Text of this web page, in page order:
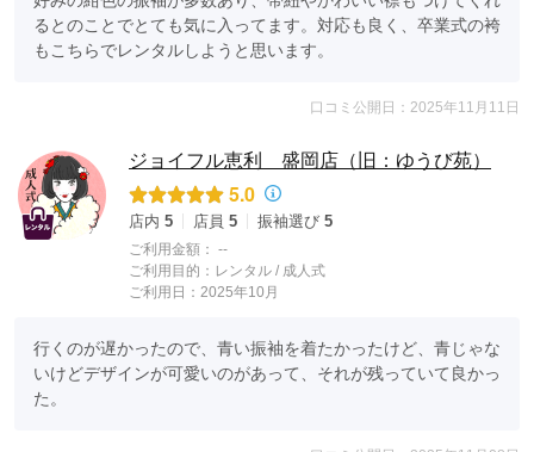
るとのことでとても気に入ってます。対応も良く、卒業式の袴
もこちらでレンタルしようと思います。
口コミ公開日：2025年11月11日
ジョイフル恵利 盛岡店（旧：ゆうび苑）
5.0
店内 5 店員 5 振袖選び 5
ご利用金額： --
ご利用目的： レンタル / 成人式
ご利用日：2025年10月
行くのが遅かったので、青い振袖を着たかったけど、青じゃな
いけどデザインが可愛いのがあって、それが残っていて良かっ
た。